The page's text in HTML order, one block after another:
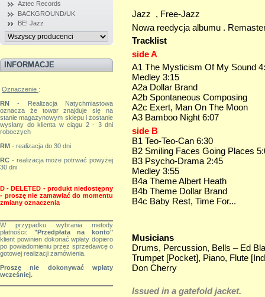
Aztec Records
BACKGROUND/UK
BE! Jazz
INFORMACJE
Oznaczenie :
RN
- Realizacja Natychmiastowa
oznacza że towar znajduje się na
stanie magazynowym sklepu i zostanie
wysłany do klienta w ciągu 2 - 3 dni
roboczych
RM - realizacja do 30 dni
RC - realizacja może potrwać powyżej
30 dni
D - DELETED - produkt niedostępny
- proszę nie zamawiać do momentu
zmiany oznaczenia
W przypadku wybrania metody
płatności: "Przedpłata na konto"
klient powinien dokonać wpłaty dopiero
po powiadomieniu przez sprzedawcę o
gotowej realizacji zamówienia.
Proszę nie dokonywać wpłaty
wcześniej.
Jazz , Free-Jazz
Nowa reedycja albumu .
Tracklist
side A
A1 The Mysticism Of My Sound
Medley 3:15
A2a Dollar Brand
A2b Spontaneous Composing
A2c Exert, Man On The Moon
A3 Bamboo Night 6:07
side B
B1 Teo-Teo-Can 6:30
B2 Smiling Faces Going Places
B3 Psycho-Drama 2:45
Medley 3:55
B4a Theme Albert Heath
B4b Theme Dollar Brand
B4c Baby Rest, Time For...
Musicians
Drums, Percussion, Bells – Ed
Trumpet [Pocket], Piano, Flute
Don Cherry
Issued in a gatefold jacket.